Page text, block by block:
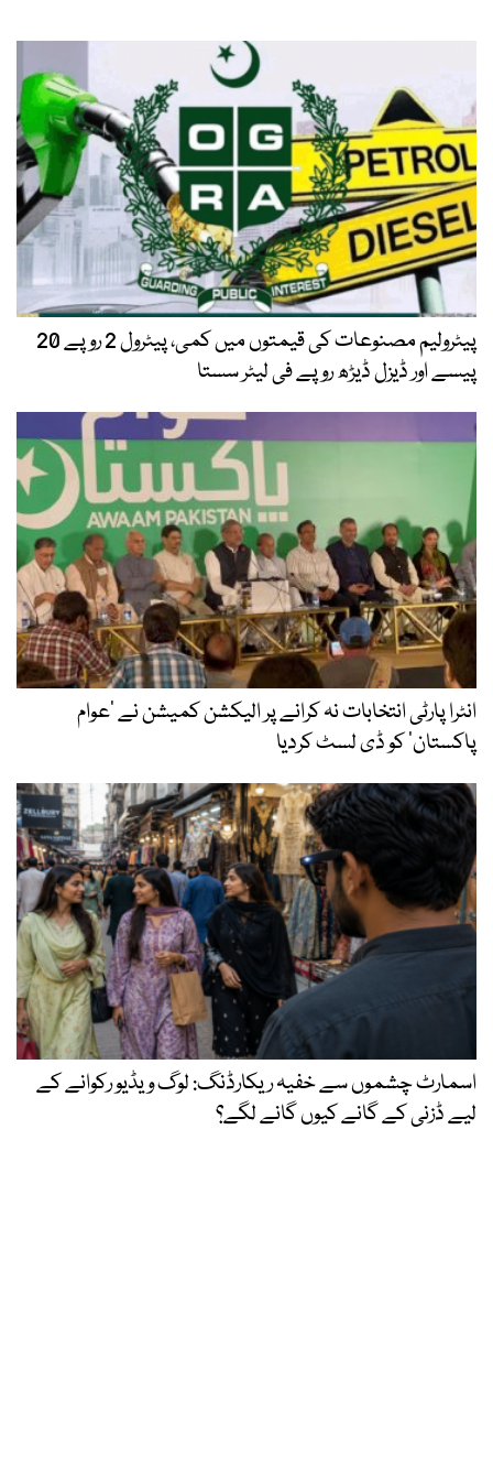
پیٹرولیم مصنوعات کی قیمتوں میں کمی، پیٹرول 2 روپے 20
پیسے اور ڈیزل ڈیڑھ روپے فی لیٹر سستا
انٹرا پارٹی انتخابات نہ کرانے پر الیکشن کمیشن نے ’عوام
پاکستان‘ کو ڈی لسٹ کردیا
اسمارٹ چشموں سے خفیہ ریکارڈنگ: لوگ ویڈیو رکوانے کے
لیے ڈزنی کے گانے کیوں گانے لگے؟